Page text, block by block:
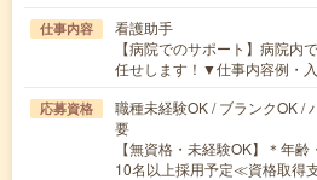
仕事内容
看護助手
【病院でのサポート】病院内
任せします！▼仕事内容例・
応募資格
職種未経験OK / ブランクOK /
要
【無資格・未経験OK】＊年
10名以上採用予定≪資格取得